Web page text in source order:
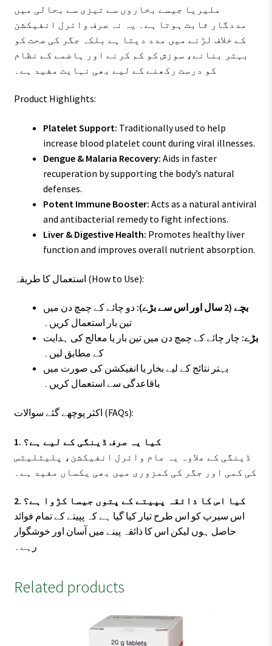
ملیریا جیسے بخاروں سے تیزی سے بحالی میں
مددگار ثابت ہوتا ہے۔ یہ نہ صرف وائرل انفیکشن
کے خلاف لڑنے میں مدد دیتا ہے بلکہ جگر کی صحت کو
بہتر بنانے، سوزش کو کم کرنے اور ہاضمے کے نظام
کو درست رکھنے کے لیے بھی نہایت مفید ہے۔
Product Highlights:
Platelet Support: Traditionally used to help
increase blood platelet count during viral illnesses.
Dengue & Malaria Recovery: Aids in faster
recuperation by supporting the body’s natural
defenses.
Potent Immune Booster: Acts as a natural antiviral
and antibacterial remedy to fight infections.
Liver & Digestive Health: Promotes healthy liver
function and improves overall nutrient absorption.
استعمال کا طریقہ (How to Use):
بچے (2 سال اور اس سے بڑے):
دو چائے کے چمچ دن میں
تین بار استعمال کریں۔
بڑے: چار چائے کے چمچ دن میں تین بار یا معالج کی ہدایت
کے مطابق لیں۔
بہتر نتائج کے لیے بخار یا انفیکشن کی صورت میں
باقاعدگی سے استعمال کریں۔
اکثر پوچھے گئے سوالات (FAQs):
1. کیا یہ صرف ڈینگی کے لیے ہے؟
ڈینگی کے علاوہ یہ عام وائرل انفیکشن، پلیٹلیٹس
کی کمی اور جگر کی کمزوری میں بھی یکساں مفید ہے۔
2. کیا اس کا ذائقہ پپیتے کے پتوں جیسا کڑوا ہے؟
اس سیرپ کو اس طرح تیار کیا گیا ہے کہ پپیتے کے تمام فوائد
حاصل ہوں لیکن اس کا ذائقہ پینے میں آسان اور خوشگوار
رہے۔
Related products